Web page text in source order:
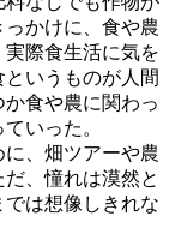
かけに、食や農
際食生活に気を
いうものが人間
食や農に関わっ
いった。
、畑ツアーや農
、憧れは漠然と
は想像しきれな